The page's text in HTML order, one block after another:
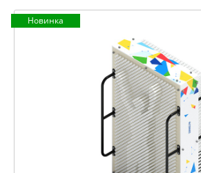
Новинка